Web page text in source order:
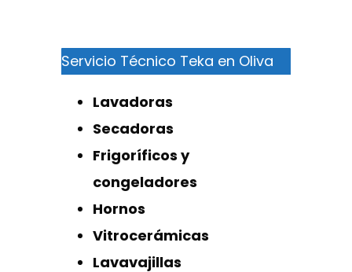
Servicio Técnico Teka en Oliva
Lavadoras
Secadoras
Frigoríficos y
congeladores
Hornos
Vitrocerámicas
Lavavajillas